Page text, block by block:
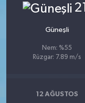
21
Güneşli
Nem: %55
Rüzgar: 7.89 m/s
12 AĞUSTOS